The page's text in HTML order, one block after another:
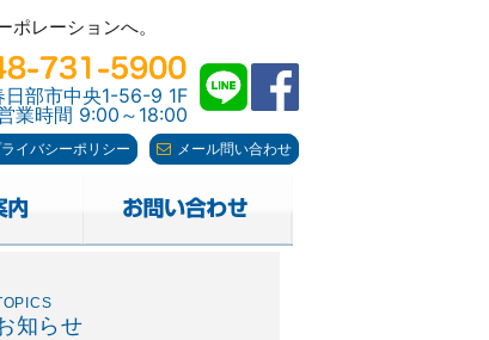
レーションへ。
レーションへ。
日部市中央1-56-9 1F
業時間 9:00～18:00
イバシーポリシー メール問い合わせ
知らせ